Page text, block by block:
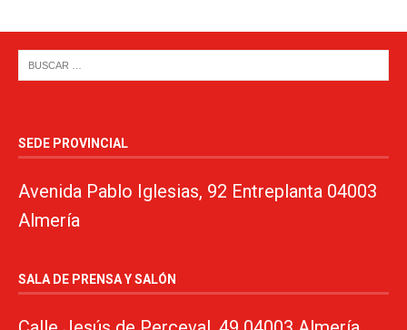
SEDE PROVINCIAL
Avenida Pablo Iglesias, 92 Entreplanta 04003
Almería
SALA DE PRENSA Y SALÓN